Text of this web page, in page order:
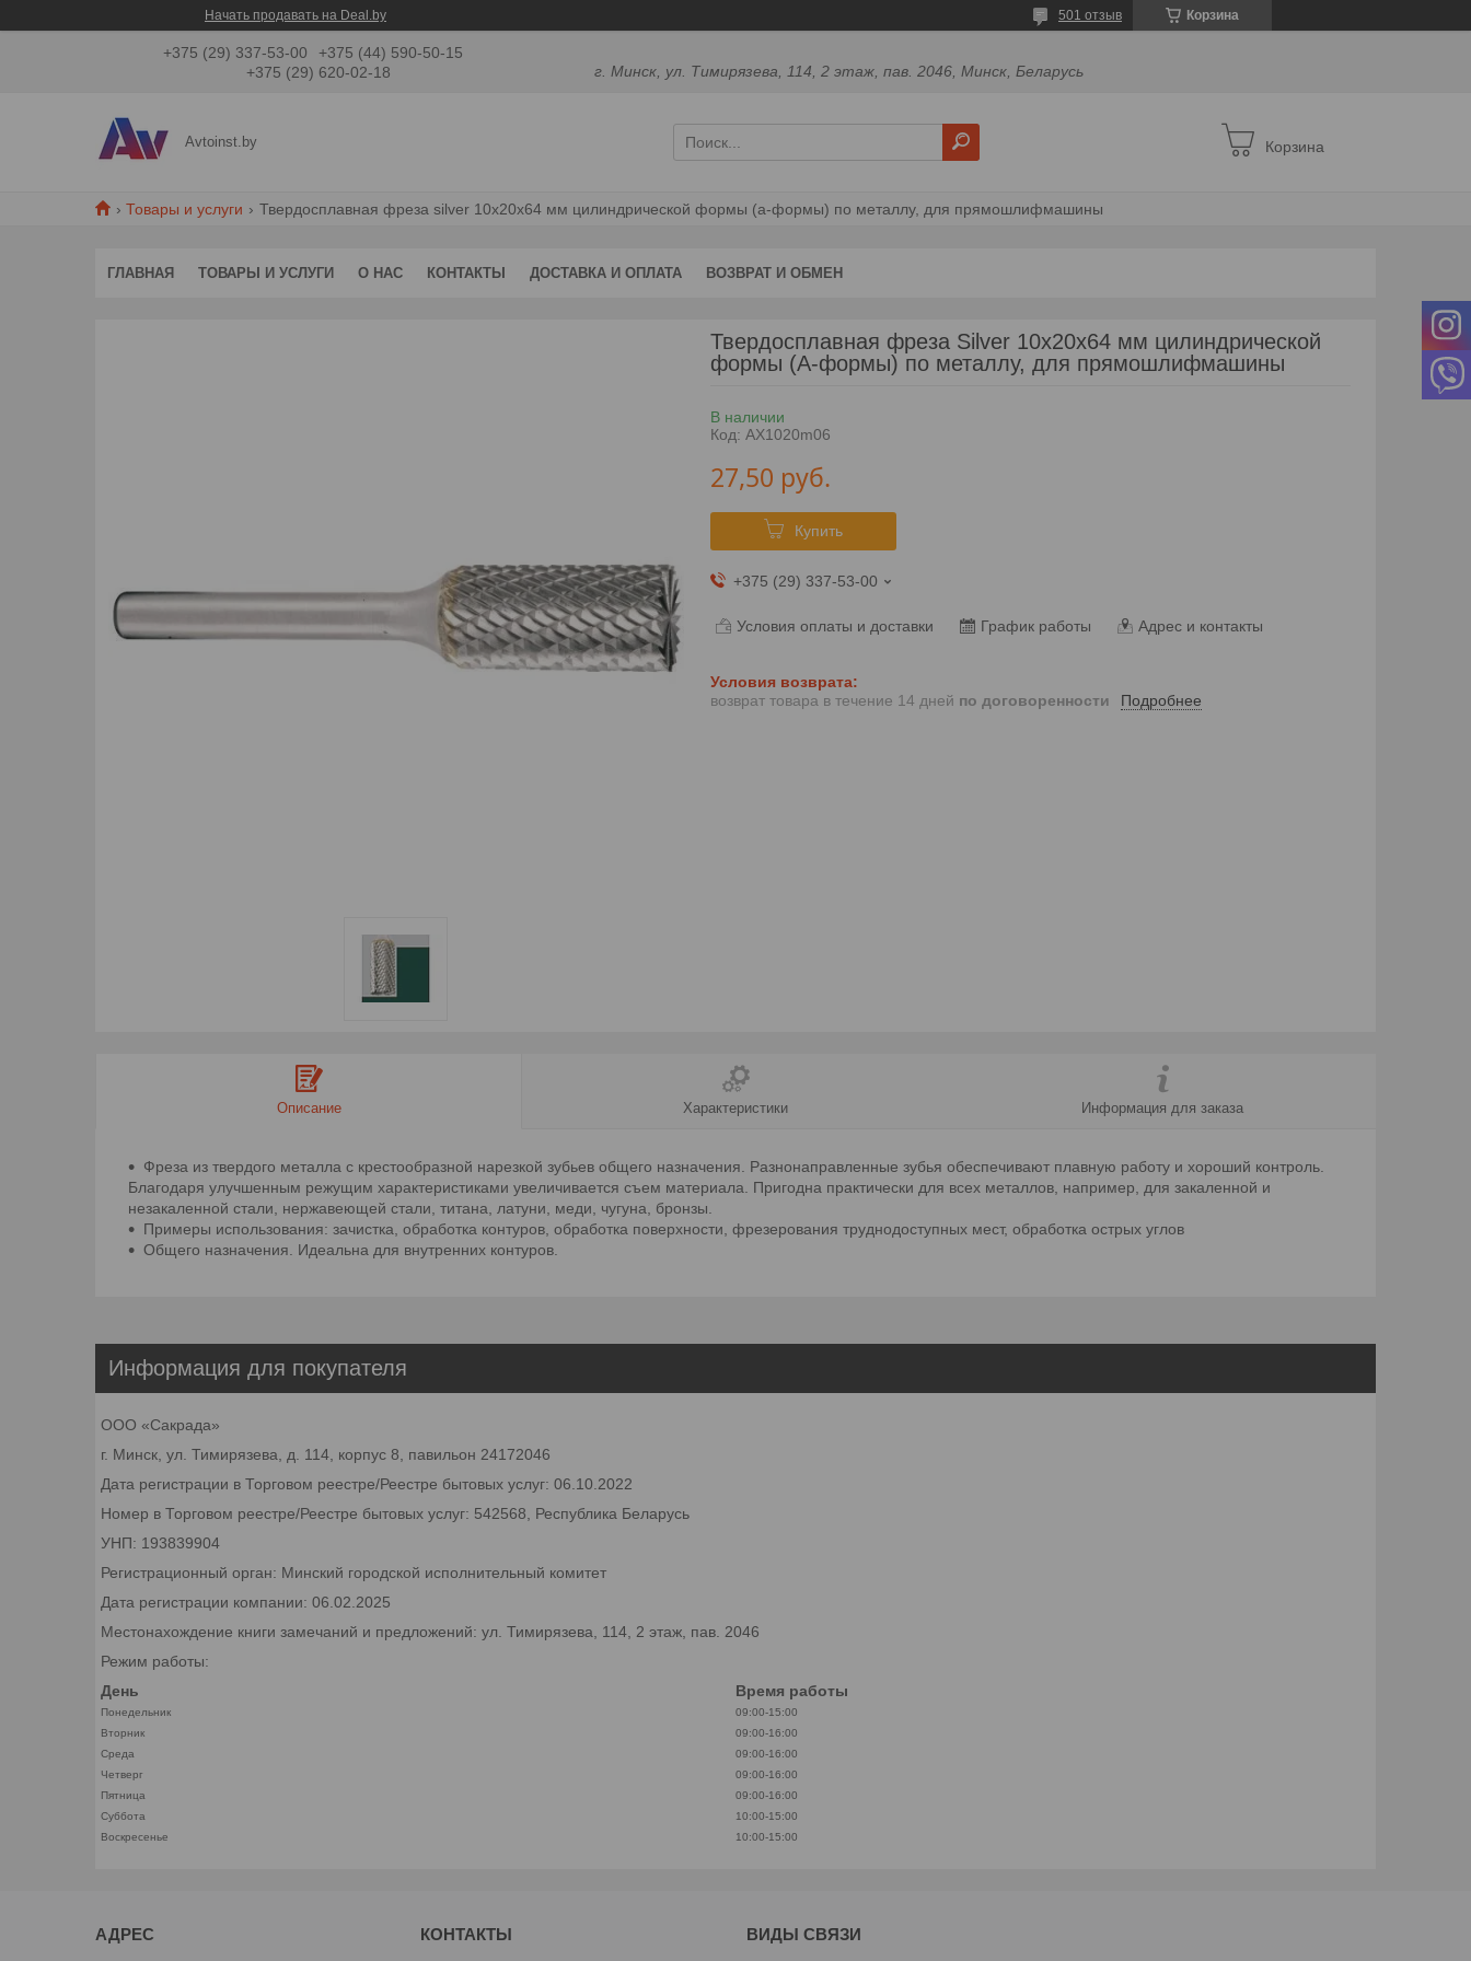
Начать продавать на Deal.by Корзина
501 отзыв
+375 (29) 337-53-00
+375 (44) 590-50-15
+375 (29) 620-02-18
г. Минск, ул. Тимирязева, 114, 2 этаж, пав. 2046, Минск, Беларусь
Avtoinst.by Корзина
Товары и услуги Твердосплавная фреза silver 10x20x64 мм цилиндрической формы (а-формы) по металлу, для прямошлифмашины
ГЛАВНАЯ ТОВАРЫ И УСЛУГИ О НАС КОНТАКТЫ ДОСТАВКА И ОПЛАТА ВОЗВРАТ И ОБМЕН
Твердосплавная фреза Silver 10x20x64 мм цилиндрической
формы (А-формы) по металлу, для прямошлифмашины
В наличии
Код: AX1020m06
27,50 руб.
Купить
+375 (29) 337-53-00
Условия оплаты и доставки График работы Адрес и контакты
возврат товара в течение 14 дней по договоренности Подробнее
Описание Характеристики Информация для заказа
Фреза из твердого металла с крестообразной нарезкой зубьев общего назначения. Разнонаправленные зубья обеспечивают плавную работу и хороший контроль.
Благодаря улучшенным режущим характеристиками увеличивается съем материала. Пригодна практически для всех металлов, например, для закаленной и
незакаленной стали, нержавеющей стали, титана, латуни, меди, чугуна, бронзы.
Примеры использования: зачистка, обработка контуров, обработка поверхности, фрезерования труднодоступных мест, обработка острых углов
Общего назначения. Идеальна для внутренних контуров.
Информация для покупателя
ООО «Сакрада»
г. Минск, ул. Тимирязева, д. 114, корпус 8, павильон 24172046
Дата регистрации в Торговом реестре/Реестре бытовых услуг: 06.10.2022
Номер в Торговом реестре/Реестре бытовых услуг: 542568, Республика Беларусь
УНП: 193839904
Регистрационный орган: Минский городской исполнительный комитет
Дата регистрации компании: 06.02.2025
Местонахождение книги замечаний и предложений: ул. Тимирязева, 114, 2 этаж, пав. 2046
Режим работы:
День
Время работы
Понедельник
09:00-15:00
Вторник
09:00-16:00
Среда
09:00-16:00
Четверг
09:00-16:00
Пятница
09:00-16:00
Суббота
10:00-15:00
Воскресенье
10:00-15:00